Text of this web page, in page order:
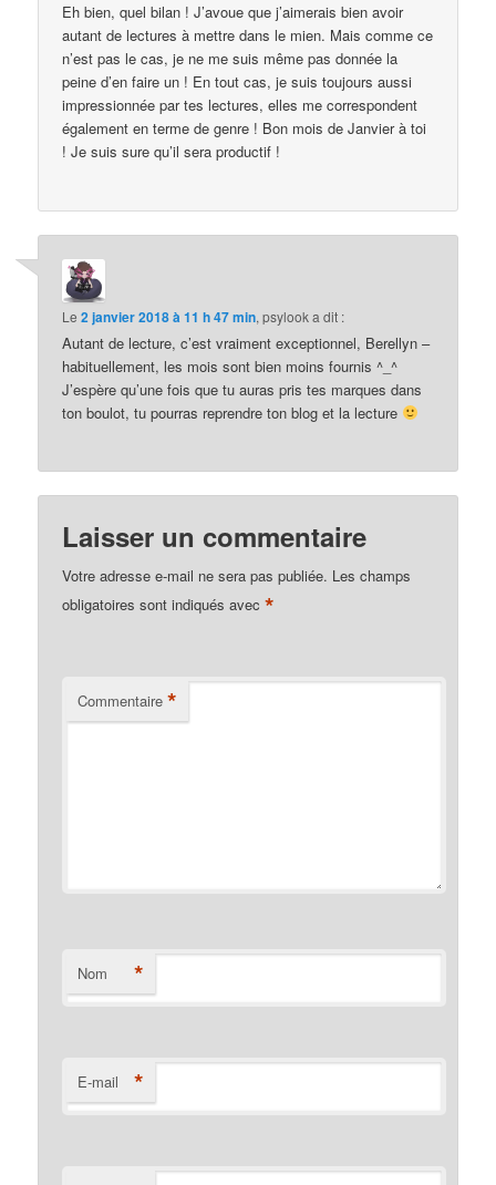
Eh bien, quel bilan ! J’avoue que j’aimerais bien avoir
autant de lectures à mettre dans le mien. Mais comme ce
n’est pas le cas, je ne me suis même pas donnée la
peine d’en faire un ! En tout cas, je suis toujours aussi
impressionnée par tes lectures, elles me correspondent
également en terme de genre ! Bon mois de Janvier à toi
! Je suis sure qu’il sera productif !
Le2 janvier 2018 à 11 h 47 min,psylooka dit :
Autant de lecture, c’est vraiment exceptionnel, Berellyn –
habituellement, les mois sont bien moins fournis ^_^
J’espère qu’une fois que tu auras pris tes marques dans
ton boulot, tu pourras reprendre ton blog et la lecture
Laisser un commentaire
Votre adresse e-mail ne sera pas publiée. Les champs
obligatoires sont indiqués avec*
Commentaire *
Nom *
E-mail *